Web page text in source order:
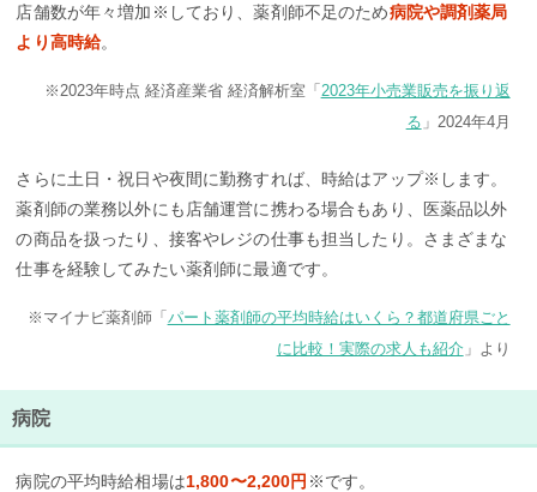
店舗数が年々増加※しており、薬剤師不足のため病院や調剤薬局
より高時給。
※2023年時点 経済産業省 経済解析室「 2023年小売業販売を振り返
る 」2024年4月
さらに土日・祝日や夜間に勤務すれば、時給はアップ※します。
薬剤師の業務以外にも店舗運営に携わる場合もあり、医薬品以外
の商品を扱ったり、接客やレジの仕事も担当したり。さまざまな
仕事を経験してみたい薬剤師に最適です。
※マイナビ薬剤師「 パート薬剤師の平均時給はいくら？都道府県ごと
に比較！実際の求人も紹介」より
病院
病院の平均時給相場は1,800〜2,200円 ※です。